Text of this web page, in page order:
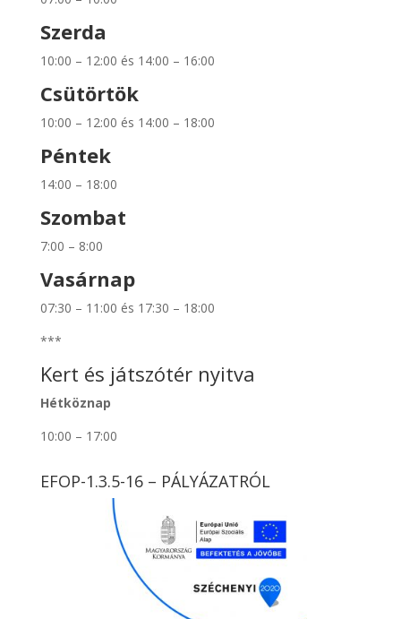
Szerda
10:00 – 12:00 és 14:00 – 16:00
Csütörtök
10:00 – 12:00 és 14:00 – 18:00
Péntek
14:00 – 18:00
Szombat
7:00 – 8:00
Vasárnap
07:30 – 11:00 és 17:30 – 18:00
***
Kert és játszótér nyitva
Hétköznap
10:00 – 17:00
EFOP-1.3.5-16 – PÁLYÁZATRÓL